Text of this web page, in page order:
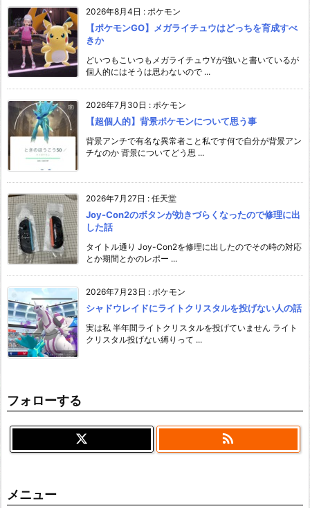
2026年8月4日 : ポケモン
【ポケモンGO】メガライチュウはどっちを育成すべ
きか
どいつもこいつもメガライチュウYが強いと書いているが
個人的にはそうは思わないので ...
2026年7月30日 : ポケモン
【超個人的】背景ポケモンについて思う事
背景アンチで有名な異常者こと私です何で自分が背景アン
チなのか 背景についてどう思 ...
2026年7月27日 : 任天堂
Joy-Con2のボタンが効きづらくなったので修理に出
した話
タイトル通り Joy-Con2を修理に出したのでその時の対応
とか期間とかのレポー ...
2026年7月23日 : ポケモン
シャドウレイドにライトクリスタルを投げない人の話
実は私 半年間ライトクリスタルを投げていません ライト
クリスタル投げない縛りって ...
フォローする

メニュー